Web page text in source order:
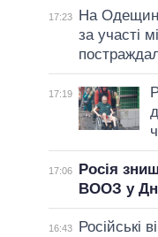
17:23
На
за участі
17:19
17:06
Росія
ВООЗ у
16:43
Російські